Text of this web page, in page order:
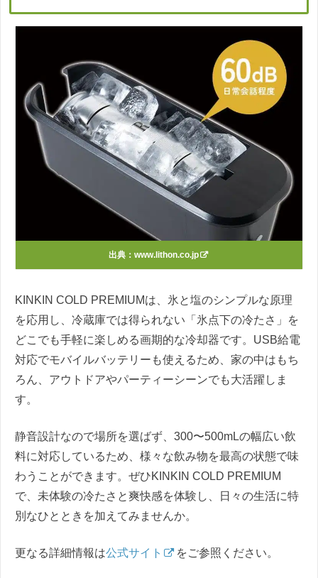
出典： www.lithon.co.jp
KINKIN COLD PREMIUMは、氷と塩のシンプルな原理
を応用し、冷蔵庫では得られない「氷点下の冷たさ」を
どこでも手軽に楽しめる画期的な冷却器です。USB給電
対応でモバイルバッテリーも使えるため、家の中はもち
ろん、アウトドアやパーティーシーンでも大活躍しま
す。
静音設計なので場所を選ばず、300〜500mLの幅広い飲
料に対応しているため、様々な飲み物を最高の状態で味
わうことができます。ぜひKINKIN COLD PREMIUM
で、未体験の冷たさと爽快感を体験し、日々の生活に特
別なひとときを加えてみませんか。
更なる詳細情報は公式サイト をご参照ください。